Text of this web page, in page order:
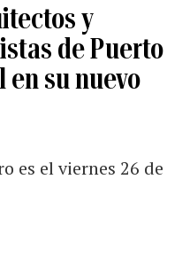
y
de Puerto
su nuevo
es el viernes 26 de